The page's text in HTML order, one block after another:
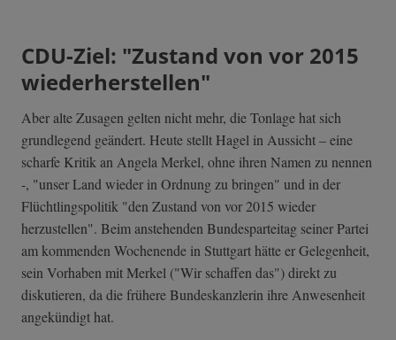
CDU-Ziel: "Zustand von vor 2015
wiederherstellen"
Aber alte Zusagen gelten nicht mehr, die Tonlage hat sich
grundlegend geändert. Heute stellt Hagel in Aussicht – eine
scharfe Kritik an Angela Merkel, ohne ihren Namen zu nennen
-, "unser Land wieder in Ordnung zu bringen" und in der
Flüchtlingspolitik "den Zustand von vor 2015 wieder
herzustellen". Beim anstehenden Bundesparteitag seiner Partei
am kommenden Wochenende in Stuttgart hätte er Gelegenheit,
sein Vorhaben mit Merkel ("Wir schaffen das") direkt zu
diskutieren, da die frühere Bundeskanzlerin ihre Anwesenheit
angekündigt hat.